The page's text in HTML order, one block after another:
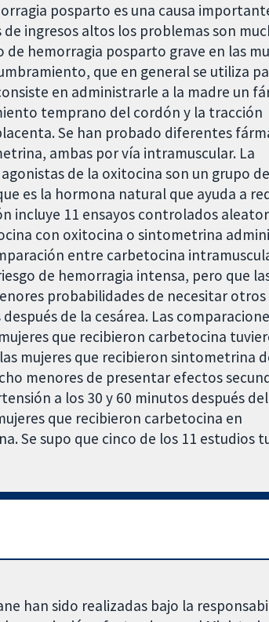
posparto es una causa
ingresos altos los problemas son
hemorragia posparto grave en las
que en general se utiliza
en administrarle a la madre un
temprano del cordón y la tracción
Se han probado diferentes
ambas por vía intramuscular. La
de la oxitocina son un grupo de
es la hormona natural que ayuda a
incluye 11 ensayos controlados
con oxitocina o sintometrina
entre carbetocina
de hemorragia intensa, pero que
probabilidades de necesitar otros
de la cesárea. Las
que recibieron carbetocina
mujeres que recibieron sintometrina
menores de presentar efectos
a los 30 y 60 minutos después
que recibieron carbetocina en
Se supo que cinco de los 11 estudios
han sido realizadas bajo la